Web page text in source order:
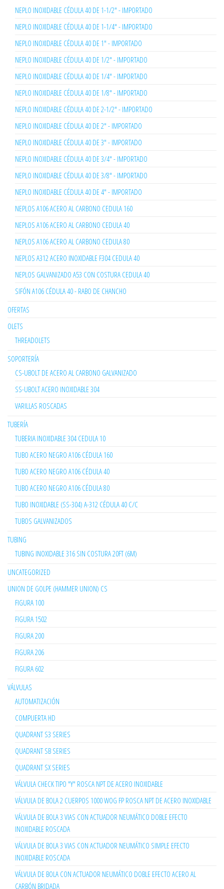
NEPLO INOXIDABLE CÉDULA 40 DE 1-1/2" - IMPORTADO
NEPLO INOXIDABLE CÉDULA 40 DE 1-1/4" - IMPORTADO
NEPLO INOXIDABLE CÉDULA 40 DE 1" - IMPORTADO
NEPLO INOXIDABLE CÉDULA 40 DE 1/2" - IMPORTADO
NEPLO INOXIDABLE CÉDULA 40 DE 1/4" - IMPORTADO
NEPLO INOXIDABLE CÉDULA 40 DE 1/8" - IMPORTADO
NEPLO INOXIDABLE CÉDULA 40 DE 2-1/2" - IMPORTADO
NEPLO INOXIDABLE CÉDULA 40 DE 2" - IMPORTADO
NEPLO INOXIDABLE CÉDULA 40 DE 3" - IMPORTADO
NEPLO INOXIDABLE CÉDULA 40 DE 3/4" - IMPORTADO
NEPLO INOXIDABLE CÉDULA 40 DE 3/8" - IMPORTADO
NEPLO INOXIDABLE CÉDULA 40 DE 4" - IMPORTADO
NEPLOS A106 ACERO AL CARBONO CEDULA 160
NEPLOS A106 ACERO AL CARBONO CEDULA 40
NEPLOS A106 ACERO AL CARBONO CEDULA 80
NEPLOS A312 ACERO INOXIDABLE F304 CEDULA 40
NEPLOS GALVANIZADO A53 CON COSTURA CEDULA 40
SIFÓN A106 CÉDULA 40 - RABO DE CHANCHO
OFERTAS
OLETS
THREADOLETS
SOPORTERÍA
CS-UBOLT DE ACERO AL CARBONO GALVANIZADO
SS-UBOLT ACERO INOXIDABLE 304
VARILLAS ROSCADAS
TUBERÍA
TUBERIA INOXIDABLE 304 CEDULA 10
TUBO ACERO NEGRO A106 CÉDULA 160
TUBO ACERO NEGRO A106 CÉDULA 40
TUBO ACERO NEGRO A106 CÉDULA 80
TUBO INOXIDABLE (SS-304) A-312 CÉDULA 40 C/C
TUBOS GALVANIZADOS
TUBING
TUBING INOXIDABLE 316 SIN COSTURA 20FT (6M)
UNCATEGORIZED
UNION DE GOLPE (HAMMER UNION) CS
FIGURA 100
FIGURA 1502
FIGURA 200
FIGURA 206
FIGURA 602
VÁLVULAS
AUTOMATIZACIÓN
COMPUERTA HD
QUADRANT S3 SERIES
QUADRANT SB SERIES
QUADRANT SX SERIES
VÁLVULA CHECK TIPO "Y" ROSCA NPT DE ACERO INOXIDABLE
VÁLVULA DE BOLA 2 CUERPOS 1000 WOG FP ROSCA NPT DE ACERO INOXIDABLE
VÁLVULA DE BOLA 3 VIAS CON ACTUADOR NEUMÁTICO DOBLE EFECTO
INOXIDABLE ROSCADA
VÁLVULA DE BOLA 3 VIAS CON ACTUADOR NEUMÁTICO SIMPLE EFECTO
INOXIDABLE ROSCADA
VÁLVULA DE BOLA CON ACTUADOR NEUMÁTICO DOBLE EFECTO ACERO AL
CARBÓN BRIDADA